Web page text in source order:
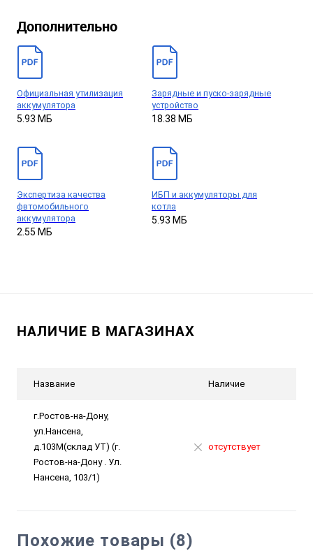
Дополнительно
Официальная утилизация
аккумулятора
5.93 МБ
Зарядные и пуско-зарядные
устройство
18.38 МБ
Экспертиза качества
фвтомобильного
аккумулятора
2.55 МБ
ИБП и аккумуляторы для
котла
5.93 МБ
НАЛИЧИЕ В МАГАЗИНАХ
Название Наличие
г.Ростов-на-Дону,
ул.Нансена,
д.103М(склад УТ) (г.
Ростов-на-Дону . Ул.
Нансена, 103/1)
отсутствует
Похожие товары (8)